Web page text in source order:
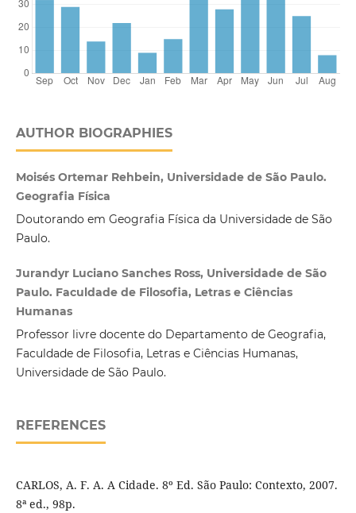
AUTHOR BIOGRAPHIES
Moisés Ortemar Rehbein, Universidade de São Paulo.
Geografia Física
Doutorando em Geografia Física da Universidade de São
Paulo.
Jurandyr Luciano Sanches Ross, Universidade de São
Paulo. Faculdade de Filosofia, Letras e Ciências
Humanas
Professor livre docente do Departamento de Geografia,
Faculdade de Filosofia, Letras e Ciências Humanas,
Universidade de São Paulo.
REFERENCES
CARLOS, A. F. A. A Cidade. 8º Ed. São Paulo: Contexto, 2007.
8ª ed., 98p.